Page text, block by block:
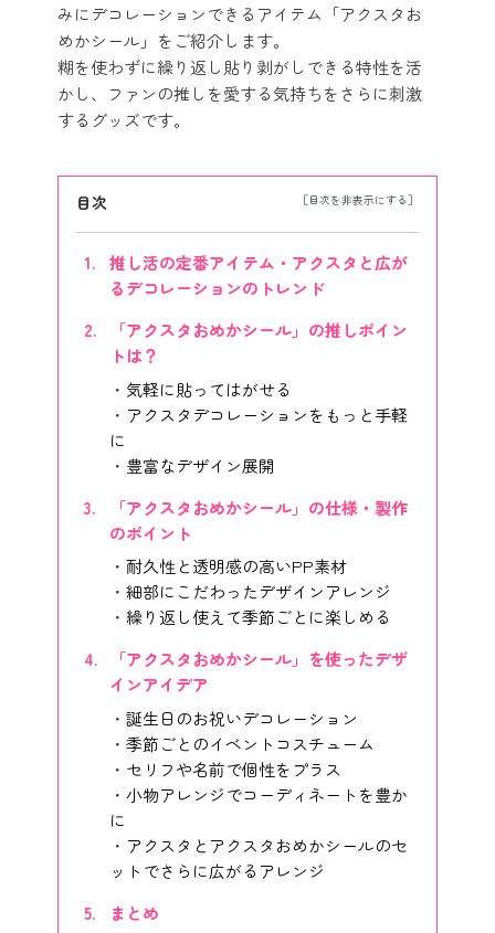
みにデコレーションできるアイテム「アクスタお
めかシール」をご紹介します。
糊を使わずに繰り返し貼り剥がしできる特性を活
かし、ファンの推しを愛する気持ちをさらに刺激
するグッズです。
目次
推し活の定番アイテム・アクスタと広が
るデコレーションのトレンド
「アクスタおめかシール」の推しポイン
トは？
気軽に貼ってはがせる
アクスタデコレーションをもっと手軽
に
豊富なデザイン展開
「アクスタおめかシール」の仕様・製作
のポイント
耐久性と透明感の高いPP素材
細部にこだわったデザインアレンジ
繰り返し使えて季節ごとに楽しめる
「アクスタおめかシール」を使ったデザ
インアイデア
誕生日のお祝いデコレーション
季節ごとのイベントコスチューム
セリフや名前で個性をプラス
小物アレンジでコーディネートを豊か
に
アクスタとアクスタおめかシールのセ
ットでさらに広がるアレンジ
まとめ